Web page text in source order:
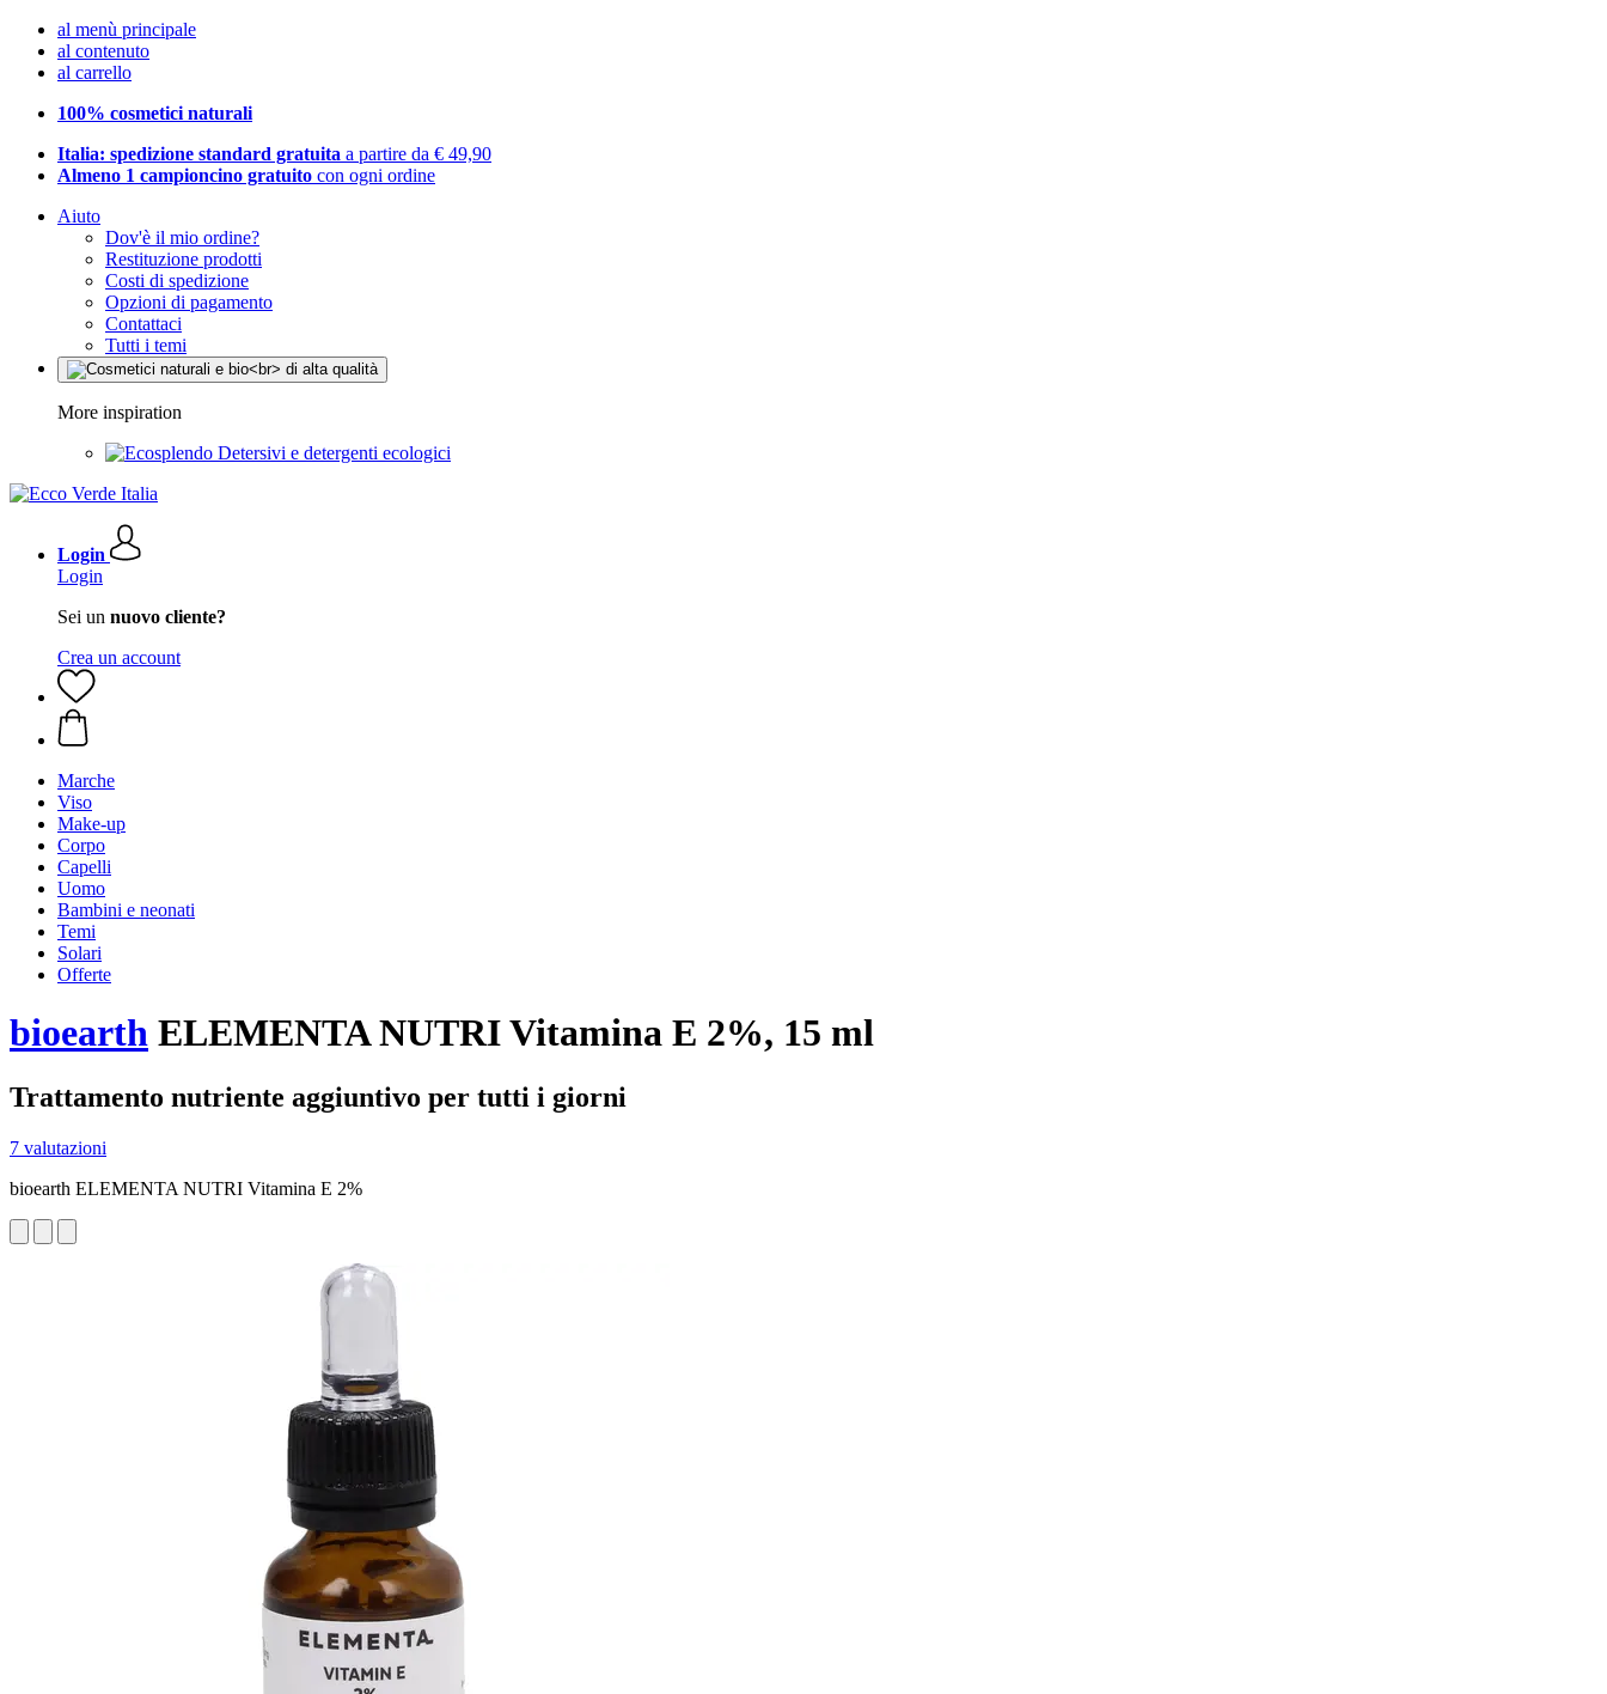
al menù principale
al contenuto
al carrello
100% cosmetici naturali
Italia: spedizione standard gratuita a partire da € 49,90
Almeno 1 campioncino gratuito con ogni ordine
Aiuto
Dov'è il mio ordine?
Restituzione prodotti
Costi di spedizione
Opzioni di pagamento
Contattaci
Tutti i temi
More inspiration
Detersivi e detergenti ecologici
Login
Login
Sei un nuovo cliente?
Crea un account
Marche
Viso
Make-up
Corpo
Capelli
Uomo
Bambini e neonati
Temi
Solari
Offerte
bioearth ELEMENTA NUTRI Vitamina E 2%, 15 ml
Trattamento nutriente aggiuntivo per tutti i giorni
7 valutazioni
bioearth ELEMENTA NUTRI Vitamina E 2%